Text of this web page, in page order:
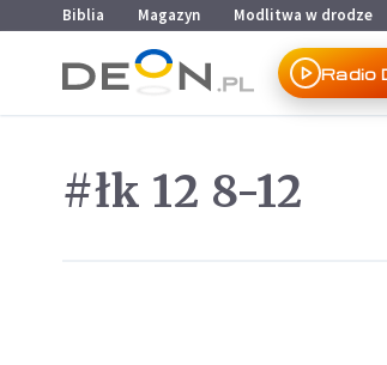
Przejdź do menu głównego
Przejdź do treści
Biblia Magazyn Modlitwa w drodze
Radio
#łk 12 8-12